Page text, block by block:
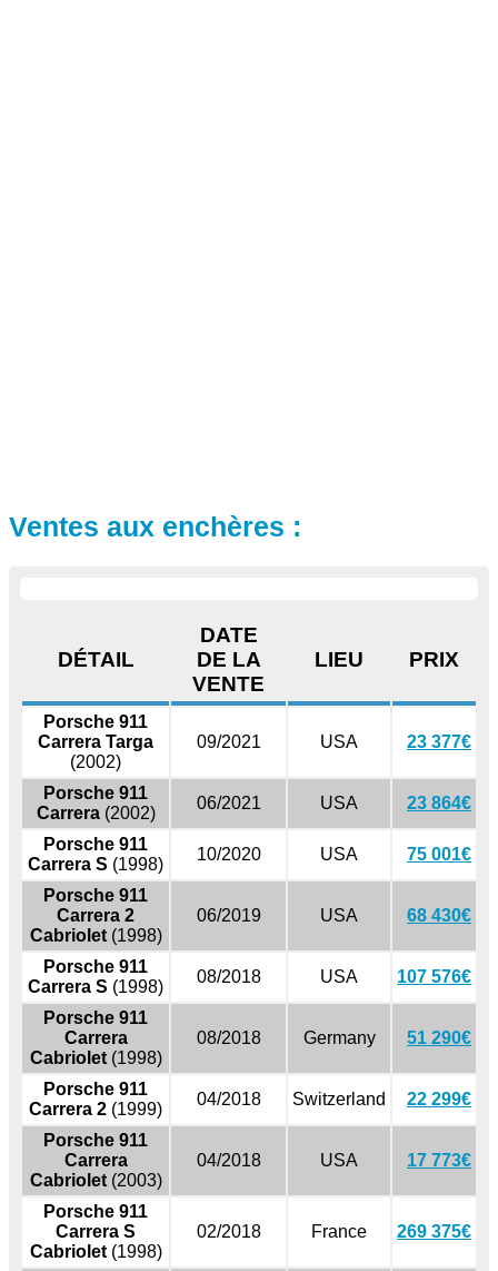
Ventes aux enchères :
DÉTAIL
DATE
DE LA
VENTE
LIEU PRIX
Porsche 911
Carrera Targa
(2002)
09/2021 USA 23 377€
Porsche 911
Carrera(2002)
06/2021 USA 23 864€
Porsche 911
Carrera S (1998)
10/2020 USA 75 001€
Porsche 911
Carrera 2
Cabriolet(1998)
06/2019 USA 68 430€
Porsche 911
Carrera S (1998)
08/2018 USA 107 576€
Porsche 911
Carrera
Cabriolet(1998)
08/2018 Germany 51 290€
Porsche 911
Carrera 2 (1999)
04/2018 Switzerland 22 299€
Porsche 911
Carrera
Cabriolet(2003)
04/2018 USA 17 773€
Porsche 911
Carrera S
Cabriolet(1998)
02/2018 France 269 375€